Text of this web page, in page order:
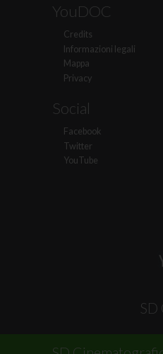
YouDOC
Credits
Informazioni legali
Mappa
Privacy
Social
Facebook
Twitter
YouTube